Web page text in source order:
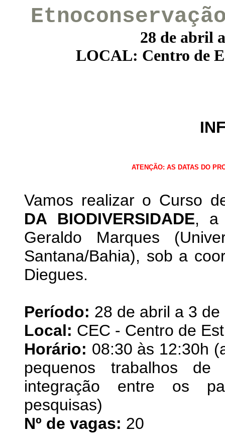
28 de abril
LOCAL: Centro de
ATENÇÃO: AS DATAS DO
Vamos realizar o Curso
DA BIODIVERSIDADE, a
Geraldo Marques
Santana/Bahia), sob a
Diegues.
Período: 28 de abril a 3
Local: CEC - Centro de
Horário: 08:30 às 12:30h
pequenos trabalhos
integração entre os
pesquisas)
Nº de vagas: 20